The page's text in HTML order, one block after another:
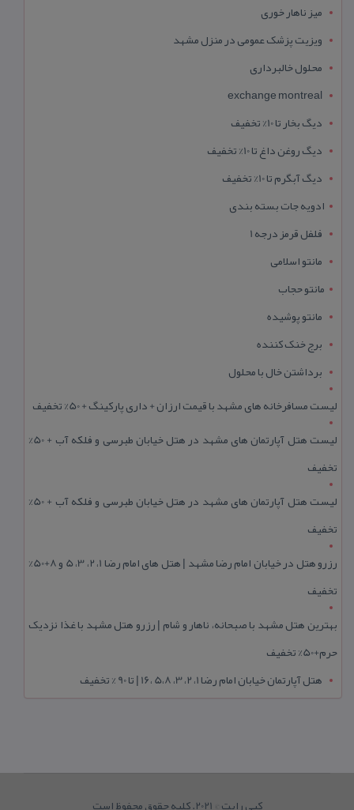
میز ناهار خوری
ویزیت پزشک عمومی در منزل مشهد
محلول خالبرداری
exchange montreal
دیگ بخار تا 10% تخفیف
دیگ روغن داغ تا 10% تخفیف
دیگ آبگرم تا 10% تخفیف
ادویه جات بسته بندی
فلفل قرمز درجه 1
مانتو اسلامی
مانتو حجاب
مانتو پوشیده
برج خنک کننده
برداشتن خال با محلول
لیست مسافرخانه های مشهد با قیمت ارزان + داری پارکینگ + 50% تخفیف
لیست هتل آپارتمان های مشهد در هتل خیابان طبرسی و فلکه آب + 50%
تخفیف
لیست هتل آپارتمان های مشهد در هتل خیابان طبرسی و فلکه آب + 50%
تخفیف
رزرو هتل در خیابان امام رضا مشهد | هتل‌ های امام رضا 1، 2، 3، 5 و 8+50%
تخفیف
بهترین هتل مشهد با صبحانه، ناهار و شام | رزرو هتل مشهد با غذا نزدیک
حرم+50% تخفیف
هتل آپارتمان خیابان امام رضا 1، 2، 3، 5،8 ،16 | تا 90 % تخفیف
کپی رایت © 2021. کلیه حقوق محفوظ است